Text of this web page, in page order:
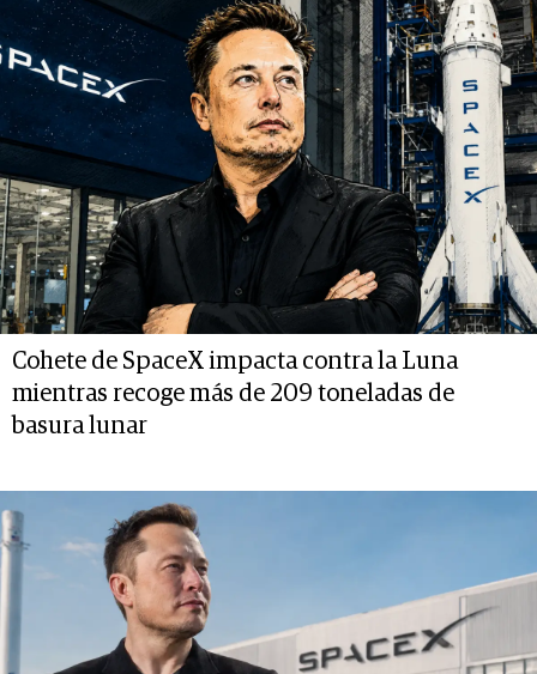
Cohete de SpaceX impacta contra la Luna
mientras recoge más de 209 toneladas de
basura lunar